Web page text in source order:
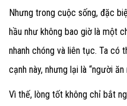
Nhưng trong cuộc sống, đặc
hầu như không bao giờ là một
nhanh chóng và liên tục. Ta có
cạnh này, nhưng lại là “người
Vì thế, lòng tốt không chỉ bắt